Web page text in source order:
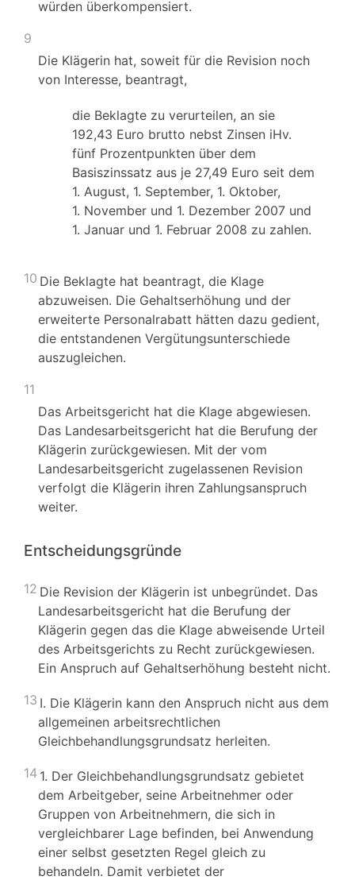
würden überkompensiert.
9
Die Klägerin hat, soweit für die Revision noch
von Interesse, beantragt,
die Beklagte zu verurteilen, an sie
192,43 Euro brutto nebst Zinsen iHv.
fünf Prozentpunkten über dem
Basiszinssatz aus je 27,49 Euro seit dem
1. August, 1. September, 1. Oktober,
1. November und 1. Dezember 2007 und
1. Januar und 1. Februar 2008 zu zahlen.
10 Die Beklagte hat beantragt, die Klage
abzuweisen. Die Gehaltserhöhung und der
erweiterte Personalrabatt hätten dazu gedient,
die entstandenen Vergütungsunterschiede
auszugleichen.
11
Das Arbeitsgericht hat die Klage abgewiesen.
Das Landesarbeitsgericht hat die Berufung der
Klägerin zurückgewiesen. Mit der vom
Landesarbeitsgericht zugelassenen Revision
verfolgt die Klägerin ihren Zahlungsanspruch
weiter.
Entscheidungsgründe
12 Die Revision der Klägerin ist unbegründet. Das
Landesarbeitsgericht hat die Berufung der
Klägerin gegen das die Klage abweisende Urteil
des Arbeitsgerichts zu Recht zurückgewiesen.
Ein Anspruch auf Gehaltserhöhung besteht nicht.
13 I. Die Klägerin kann den Anspruch nicht aus dem
allgemeinen arbeitsrechtlichen
Gleichbehandlungsgrundsatz herleiten.
14 1. Der Gleichbehandlungsgrundsatz gebietet
dem Arbeitgeber, seine Arbeitnehmer oder
Gruppen von Arbeitnehmern, die sich in
vergleichbarer Lage befinden, bei Anwendung
einer selbst gesetzten Regel gleich zu
behandeln. Damit verbietet der